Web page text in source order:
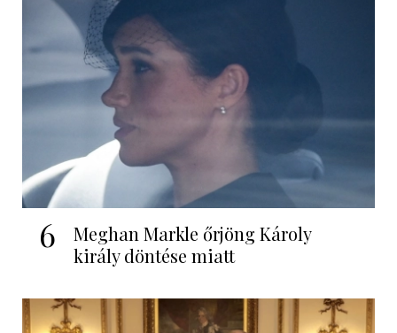
6
Meghan Markle őrjöng Károly
király döntése miatt